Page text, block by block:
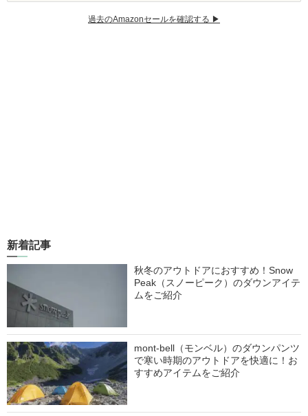
過去のAmazonセールを確認する ▶︎
新着記事
秋冬のアウトドアにおすすめ！Snow
Peak（スノーピーク）のダウンアイテ
ムをご紹介
mont-bell（モンベル）のダウンパンツ
で寒い時期のアウトドアを快適に！お
すすめアイテムをご紹介